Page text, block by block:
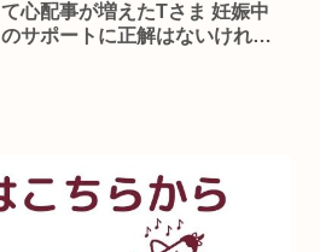
て心配事が増えたTさま 妊娠中
のサポートに正解はないけれ